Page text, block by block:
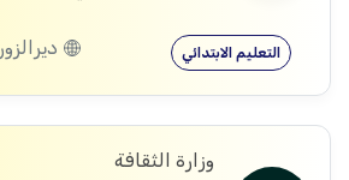
التعليم الابتدائي ديرالزور
وزارة الثقافة